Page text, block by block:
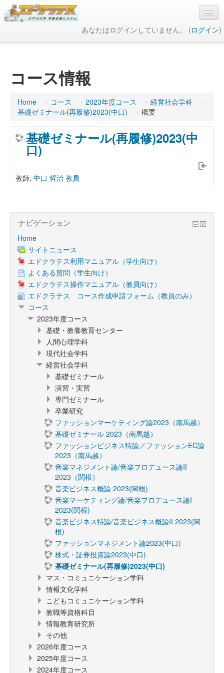
あなたはログインしていません。 (ログイン)
コース情報
Home → コース → 2023年度コース → 経営社会学科 →
基礎ゼミナール(再履修)2023(中口) → 概要
基礎ゼミナール(再履修)2023(中
口)
教師: 中口 哲治 教員
ナビゲーション
Home
サイトニュース
エドクラテス利用マニュアル（学生向け）
よくある質問（学生向け）
エドクラテス操作マニュアル（教員向け）
エドクラテス コース作成申請フォーム（教員のみ）
コース
2023年度コース
基礎・教養教育センター
人間心理学科
現代社会学科
経営社会学科
基礎ゼミナール
演習・実習
専門ゼミナール
卒業研究
ファッションマーケティング論2023（南馬越）
基礎ゼミナール 2023（南馬越）
ファッションビジネス特論／ファッションEC論
2023（南馬越）
音楽マネジメント論/音楽プロデュース論II
2023（関根）
音楽ビジネス概論 2023(関根)
音楽マーケティング論/音楽プロデュース論I
2023(関根)
音楽ビジネス特論/音楽ビジネス概論II 2023(関
根)
ファッションマネジメント論2023(中口)
株式・証券投資論2023(中口)
基礎ゼミナール(再履修)2023(中口)
マス・コミュニケーション学科
情報文化学科
こどもコミュニケーション学科
教職等資格科目
情報教育研究所
その他
2026年度コース
2025年度コース
2024年度コース